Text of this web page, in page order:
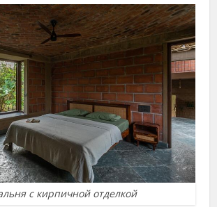
с кирпичной отделкой